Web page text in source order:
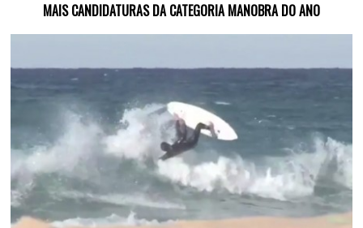
MAIS CANDIDATURAS DA CATEGORIA MANOBRA DO ANO